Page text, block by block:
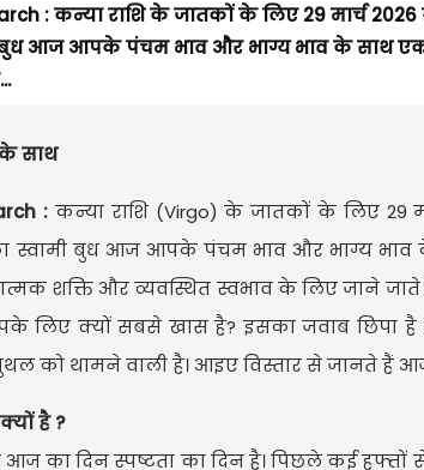
: कन्या राशि के जातकों के लिए 29 मार्च
बुध आज आपके पंचम भाव और भाग्य भाव के साथ
के साथ
:कन्या राशि (Virgo) के जातकों के लिए
स्वामी बुध आज आपके पंचम भाव और भाग्य
शक्ति और व्यवस्थित स्वभाव के लिए
लिए क्यों सबसे खास है? इसका जवाब छिपा है
को थामने वाली है। आइए विस्तार से जानते हैं
है ?
आज का दिन स्पष्टता का दिन है। पिछले कई